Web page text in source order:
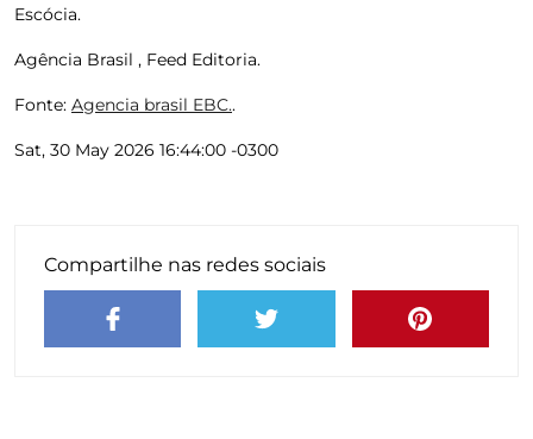
Escócia.
Agência Brasil , Feed Editoria.
Fonte: Agencia brasil EBC..
Sat, 30 May 2026 16:44:00 -0300
Compartilhe nas redes sociais